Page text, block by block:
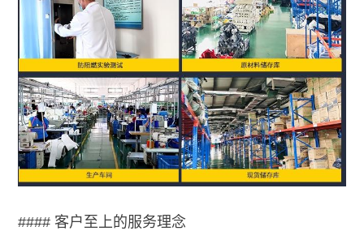
#### 客户至上的服务理念